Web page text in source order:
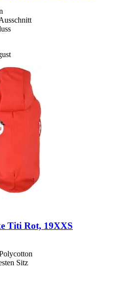
Titi Rot, 19XXS
Sitz